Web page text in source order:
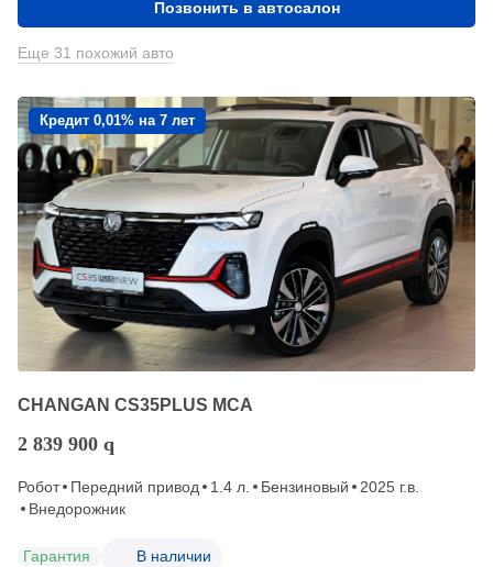
Позвонить в автосалон
Еще 31 похожий авто
Кредит 0,01% на 7 лет
CHANGAN CS35PLUS MCA
2 839 900 q
Робот Передний привод 1.4 л. Бензиновый
2025 г.в.
Внедорожник
Гарантия В наличии